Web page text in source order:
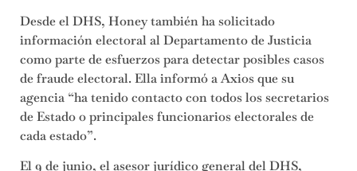
Desde el DHS, Honey también ha solicitado
información electoral al Departamento de Justicia
como parte de esfuerzos para detectar posibles casos
de fraude electoral. Ella informó a Axios que su
agencia “ha tenido contacto con todos los secretarios
de Estado o principales funcionarios electorales de
cada estado”.
El 9 de junio, el asesor jurídico general del DHS,